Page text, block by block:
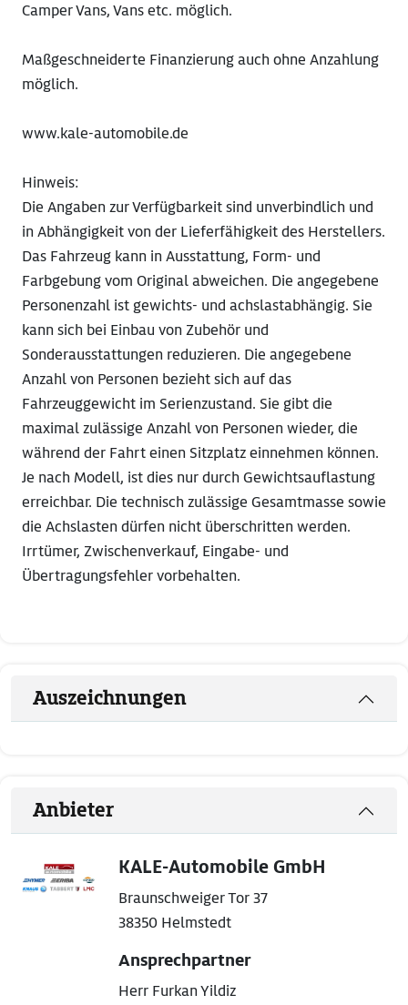
Camper Vans, Vans etc. möglich.
Maßgeschneiderte Finanzierung auch ohne Anzahlung
möglich.
www.kale-automobile.de
Hinweis:
Die Angaben zur Verfügbarkeit sind unverbindlich und
in Abhängigkeit von der Lieferfähigkeit des Herstellers.
Das Fahrzeug kann in Ausstattung, Form- und
Farbgebung vom Original abweichen. Die angegebene
Personenzahl ist gewichts- und achslastabhängig. Sie
kann sich bei Einbau von Zubehör und
Sonderausstattungen reduzieren. Die angegebene
Anzahl von Personen bezieht sich auf das
Fahrzeuggewicht im Serienzustand. Sie gibt die
maximal zulässige Anzahl von Personen wieder, die
während der Fahrt einen Sitzplatz einnehmen können.
Je nach Modell, ist dies nur durch Gewichtsauflastung
erreichbar. Die technisch zulässige Gesamtmasse sowie
die Achslasten dürfen nicht überschritten werden.
Irrtümer, Zwischenverkauf, Eingabe- und
Übertragungsfehler vorbehalten.
Auszeichnungen
Anbieter
KALE-Automobile GmbH
Braunschweiger Tor 37
38350 Helmstedt
Ansprechpartner
Herr Furkan Yildiz